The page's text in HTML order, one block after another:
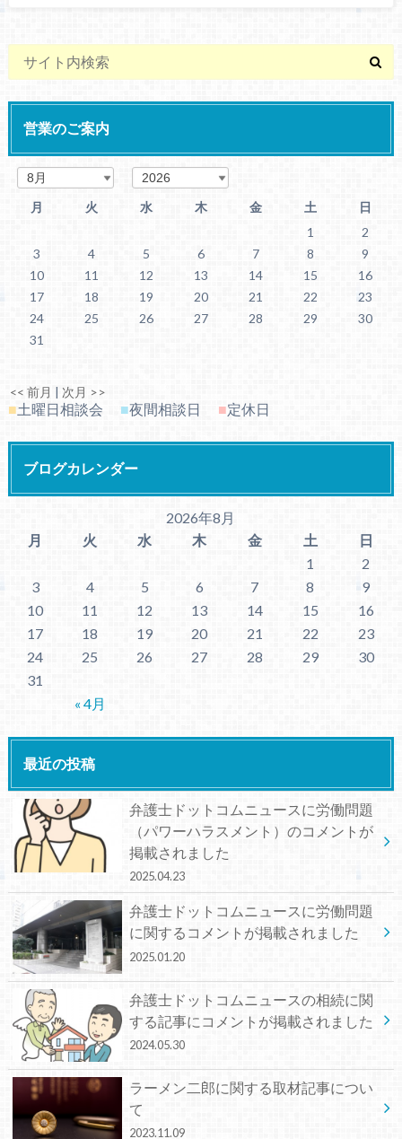
営業のご案内
月 火 水 木 金 土 日
<< 前月 | 次月 >>
1
2
3
4 5 6 7 8
9
10
11 12 13 14 15
16
17
18 19 20 21 22
23
24
25 26 27 28 29
30
31
■土曜日相談会 ■夜間相談日 ■定休日
ブログカレンダー
2026年8月
月
火 水 木 金 土 日
« 4月
1
2
3
4 5 6 7 8
9
10
11 12 13 14 15
16
17
18 19 20 21 22
23
24
25 26 27 28 29
30
31
最近の投稿
弁護士ドットコムニュースに労働問題
（パワーハラスメント）のコメントが
掲載されました
2025.04.23
弁護士ドットコムニュースに労働問題
に関するコメントが掲載されました
2025.01.20
弁護士ドットコムニュースの相続に関
する記事にコメントが掲載されました
2024.05.30
ラーメン二郎に関する取材記事につい
て
2023.11.09